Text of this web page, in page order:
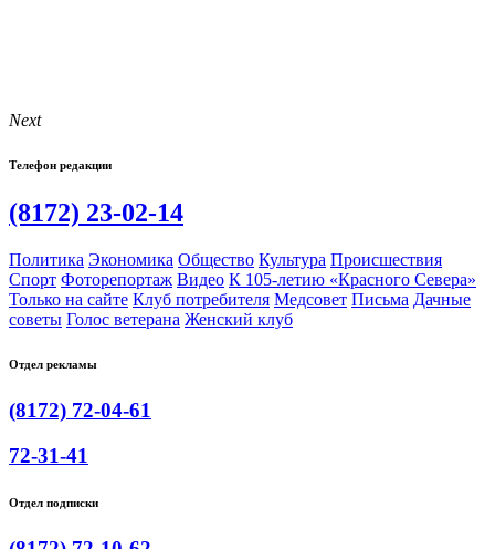
Next
Телефон редакции
(8172) 23-02-14
Политика Экономика Общество Культура Происшествия
Спорт Фоторепортаж Видео К 105-летию «Красного Севера»
Только на сайте Клуб потребителя Медсовет Письма Дачные
советы Голос ветерана Женский клуб
Отдел рекламы
(8172) 72-04-61
72-31-41
Отдел подписки